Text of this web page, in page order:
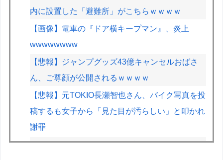
内に設置した「避難所」がこちらｗｗｗｗ
【画像】電車の『ドア横キープマン』、炎上
wwwwwwww
【悲報】ジャンプグッズ43億キャンセルおばさ
ん、ご尊顔が公開されるｗｗｗｗ
【悲報】元TOKIO長瀬智也さん、バイク写真を投
稿するも女子から「見た目が汚らしい」と叩かれ
謝罪
キャデラックF1、致命的なブレーキ問題の原因